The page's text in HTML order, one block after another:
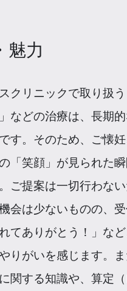
魅力
クリニックで取り扱
などの治療は、長期
す。そのため、ご懐
「笑顔」が見られた
ご提案は一切行わな
会は少ないものの、
てありがとう！」な
りがいを感じます。
関する知識や、算定（